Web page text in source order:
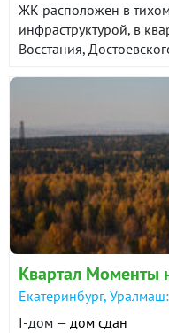
ЖК расположен в
инфраструктурой, в
Восстания,
объекты социальной
центра города 25
метро Проспект
общественном
Квартал Моменты
Екатеринбург,
I-дом — дом сдан